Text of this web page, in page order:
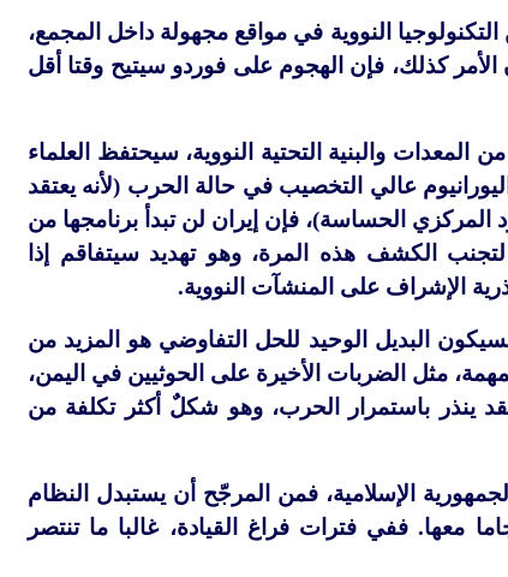
النووية في مواقع مجهولة داخل المجمع،
كذلك، فإن الهجوم على فوردو سيتيح وقتا أقل
والبنية التحتية النووية، سيحتفظ العلماء
عالي التخصيب في حالة الحرب (لأنه يعتقد
الحساسة)، فإن إيران لن تبدأ برنامجها من
لتجنب الكشف هذه المرة، وهو تهديد سيتفاقم إذا
الإشراف على المنشآت النووية.
البديل الوحيد للحل التفاوضي هو المزيد من
مثل الضربات الأخيرة على الحوثيين في اليمن،
ينذر باستمرار الحرب، وهو شكلٌ أكثر تكلفة من
الإسلامية، فمن المرجّح أن يستبدل النظام
معها. ففي فترات فراغ القيادة، غالبا ما تنتصر